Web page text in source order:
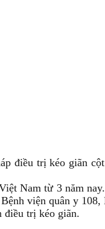
điều trị kéo giãn
Nam từ 3 năm
viện quân y
điều trị kéo giãn.